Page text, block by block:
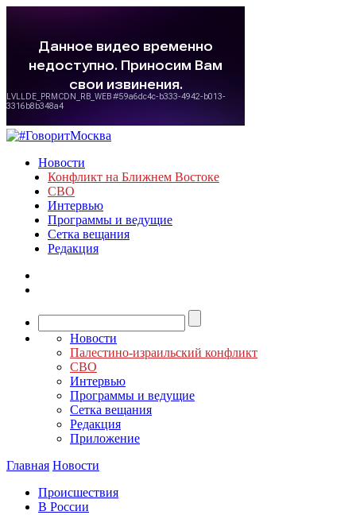
Новости
Конфликт на Ближнем Востоке
СВО
Интервью
Программы и ведущие
Сетка вещания
Редакция
Новости
Палестино-израильский конфликт
СВО
Интервью
Программы и ведущие
Сетка вещания
Редакция
Приложение
Главная Новости
Происшествия
В России